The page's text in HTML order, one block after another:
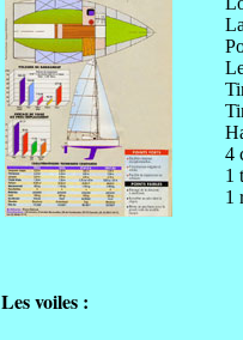
4
1
1
Les voiles :